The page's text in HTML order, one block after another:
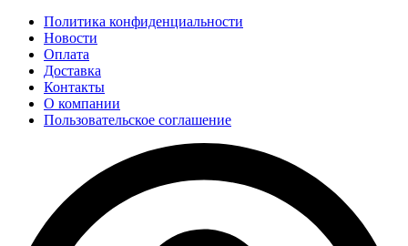
Политика конфиденциальности
Новости
Оплата
Доставка
Контакты
О компании
Пользовательское соглашение